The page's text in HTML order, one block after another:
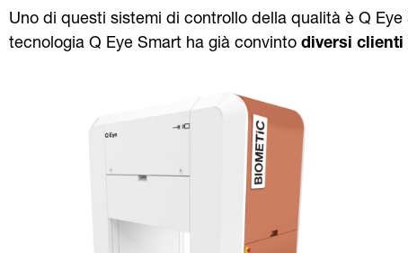
Uno di questi sistemi di controllo della qualità è Q
tecnologia Q Eye Smart ha già convinto diversi